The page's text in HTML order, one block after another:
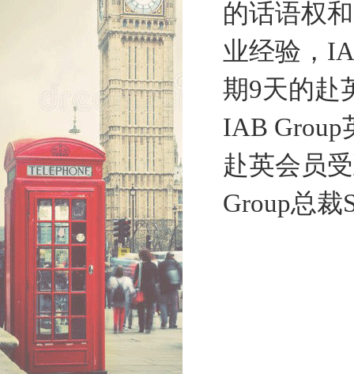
的话语权
业经验，
期9天的赴
IAB Group
赴英会员
Group总裁